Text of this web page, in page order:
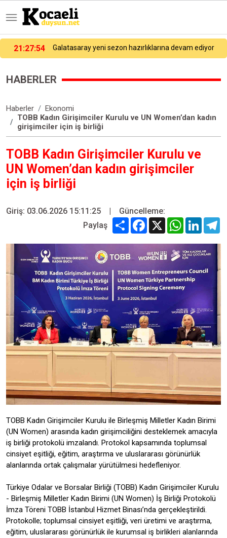
21:27:54 Galatasaray yeni sezon hazırlıklarına devam ediyor
HABERLER
Haberler
Ekonomi
TOBB Kadın Girişimciler Kurulu ve UN Women’dan kadın
girişimciler için iş birliği
TOBB Kadın Girişimciler Kurulu ve
UN Women’dan kadın girişimciler
için iş birliği
Giriş: 03.06.2026 15:11:25 |
Güncelleme:
Paylaş
Share Facebook
X WhatsApp
TOBB Kadın Girişimciler Kurulu ile Birleşmiş Milletler Kadın Birimi
(UN Women) arasında kadın girişimciliğini desteklemek amacıyla
iş birliği protokolü imzalandı. Protokol kapsamında toplumsal
cinsiyet eşitliği, eğitim, araştırma ve uluslararası görünürlük
alanlarında ortak çalışmalar yürütülmesi hedefleniyor.
Türkiye Odalar ve Borsalar Birliği (TOBB) Kadın Girişimciler Kurulu
- Birleşmiş Milletler Kadın Birimi (UN Women) İş Birliği Protokolü
İmza Töreni TOBB İstanbul Hizmet Binası’nda gerçekleştirildi.
Protokolle; toplumsal cinsiyet eşitliği, veri üretimi ve araştırma,
eğitim, uluslararası görünürlük ile kurumsal iş birlikleri alanlarında